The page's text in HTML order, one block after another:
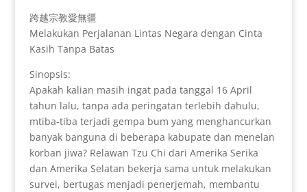
跨越宗教愛無疆
Melakukan Perjalanan Lintas Negara dengan Cinta
Kasih Tanpa Batas
Sinopsis:
Apakah kalian masih ingat pada tanggal 16 April
tahun lalu, tanpa ada peringatan terlebih dahulu,
mtiba-tiba terjadi gempa bum yang menghancurkan
banyak banguna di beberapa kabupate dan menelan
korban jiwa? Relawan Tzu Chi dari Amerika Serika
dan Amerika Selatan bekerja sama untuk melakukan
survei, bertugas menjadi penerjemah, membantu